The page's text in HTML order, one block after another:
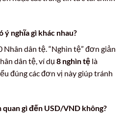
ý nghĩa gì khác nhau?
Nhân dân tệ. “Nghìn tệ” đơn giản
dân tệ, ví dụ 8 nghìn tệ là
đúng các đơn vị này giúp tránh
gì đến USD/VND không?